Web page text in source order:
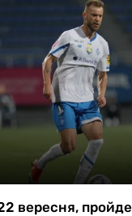
ЛЧ
ЛЕ
ЧЕ-
Казино
вересня,